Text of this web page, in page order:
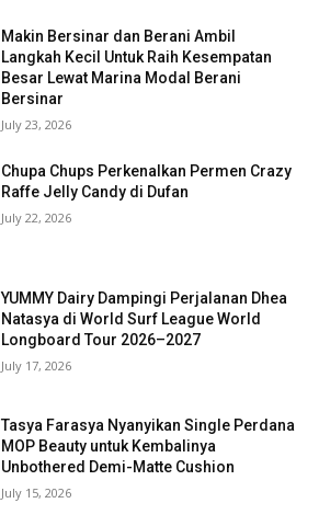
Makin Bersinar dan Berani Ambil
Langkah Kecil Untuk Raih Kesempatan
Besar Lewat Marina Modal Berani
Bersinar
July 23, 2026
Chupa Chups Perkenalkan Permen Crazy
Raffe Jelly Candy di Dufan
July 22, 2026
YUMMY Dairy Dampingi Perjalanan Dhea
Natasya di World Surf League World
Longboard Tour 2026–2027
July 17, 2026
Tasya Farasya Nyanyikan Single Perdana
MOP Beauty untuk Kembalinya
Unbothered Demi-Matte Cushion
July 15, 2026